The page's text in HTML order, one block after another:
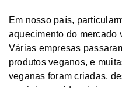
Em nosso país,
aquecimento do mercado
Várias empresas
produtos veganos, e
veganas foram criadas,